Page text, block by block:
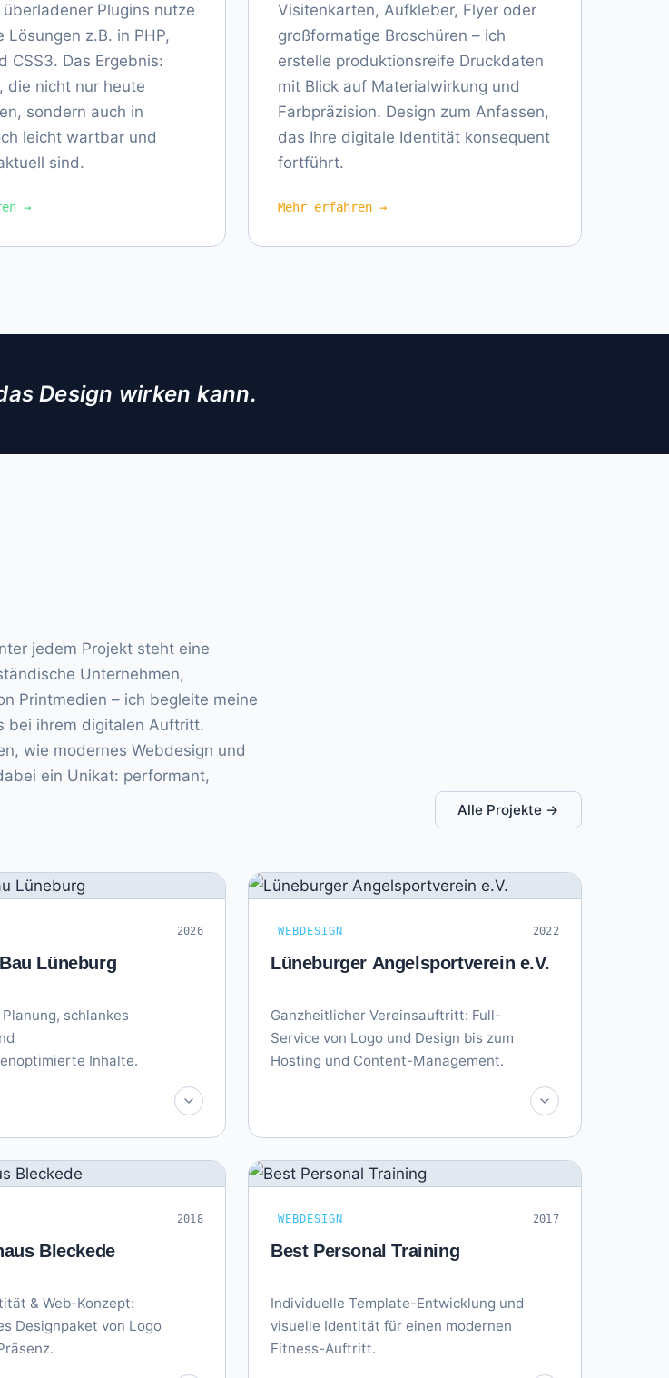
Plugins nutze
Lösungen z.B. in PHP,
CSS3. Das Ergebnis:
die nicht nur heute
sondern auch in
leicht wartbar und
sind.
→
Visitenkarten, Aufkleber, Flyer oder
großformatige Broschüren – ich
erstelle produktionsreife Druckdaten
mit Blick auf Materialwirkung und
Farbpräzision. Design zum Anfassen,
das Ihre digitale Identität konsequent
fortführt.
Mehr erfahren →
Design wirken kann.
jedem Projekt steht eine
Unternehmen,
Printmedien – ich begleite meine
bei ihrem digitalen Auftritt.
wie modernes Webdesign und
ein Unikat: performant,
Alle Projekte →
2026
Lüneburg
schlankes
Inhalte.
WEBDESIGN 2022
Lüneburger Angelsportverein e.V.
Ganzheitlicher Vereinsauftritt: Full-
Service von Logo und Design bis zum
Hosting und Content-Management.
2018
Bleckede
& Web-Konzept:
Designpaket von Logo
WEBDESIGN 2017
Best Personal Training
Individuelle Template-Entwicklung und
visuelle Identität für einen modernen
Fitness-Auftritt.